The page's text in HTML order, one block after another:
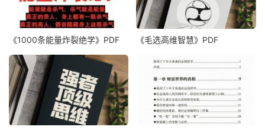
《1000‮能条‬‎量‮裂炸‬‎绝学》PDF 《毛‮高选‬维智慧》PDF